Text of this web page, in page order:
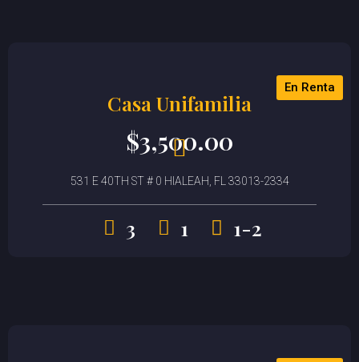
En Renta
Casa Unifamilia
$3,500.00
531 E 40TH ST # 0 HIALEAH, FL 33013-2334
3 1 1-2